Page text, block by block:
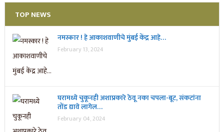
TOP NEWS
नमस्कार ! हे आकाशवाणीचे मुंबई केंद्र आहे…
February 13, 2024
घरामध्ये चुकूनही अशाप्रकारे ठेवू नका चपला-बूट, संकटांना
तोंड द्यावे लागेल…
February 04, 2024